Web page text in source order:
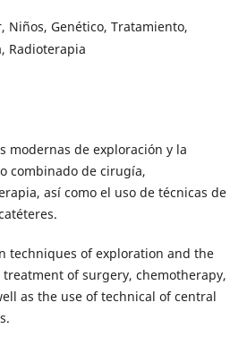
Niños, Genético, Tratamiento,
Radioterapia
modernas de exploración y la
combinado de cirugía,
así como el uso de técnicas de
techniques of exploration and the
of surgery, chemotherapy,
as the use of technical of central